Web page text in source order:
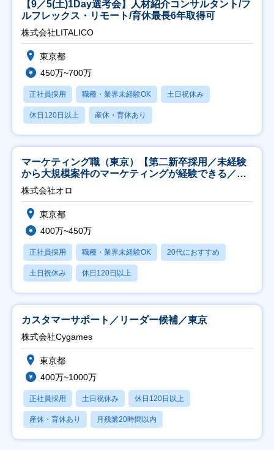
【9／5(土)1Day選考会】人材紹介コンサルタント/フ
ルフレックス・リモート/育休最長6年取得可
株式会社LITALICO
東京都
450万~700万
正社員採用 職種・業界未経験OK 土日祝休み
休日120日以上 産休・育休あり
マーケティング職（東京）【第二新卒採用／未経験
から大規模案件のマーケティングが経験できる／研
修充実】
株式会社オロ
東京都
400万~450万
正社員採用 職種・業界未経験OK 20代におすすめ
土日祝休み 休日120日以上
カスタマーサポート／リーダー候補／東京
株式会社Cygames
東京都
400万~1000万
正社員採用 土日祝休み 休日120日以上
産休・育休あり 月残業20時間以内